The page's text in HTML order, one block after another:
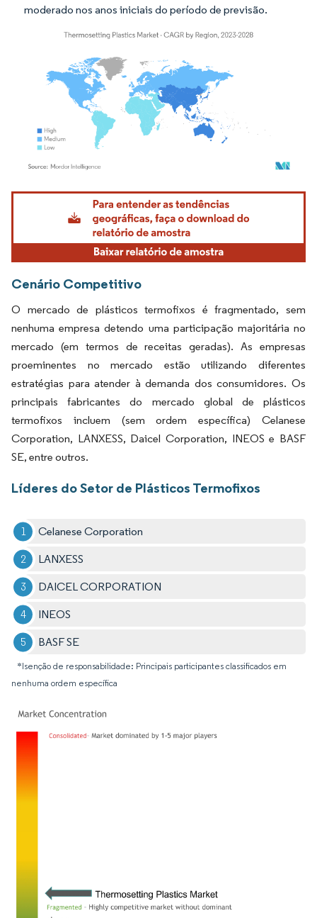
moderado nos anos iniciais do período de previsão.
Imagem © Mordor Intelligence. O reuso requer atribuição conforme CC BY 4.0.
Cenário Competitivo
O mercado de plásticos termofixos é fragmentado, sem
nenhuma empresa detendo uma participação majoritária no
mercado (em termos de receitas geradas). As empresas
proeminentes no mercado estão utilizando diferentes
estratégias para atender à demanda dos consumidores. Os
principais fabricantes do mercado global de plásticos
termofixos incluem (sem ordem específica) Celanese
Corporation, LANXESS, Daicel Corporation, INEOS e BASF
SE, entre outros.
Líderes do Setor de Plásticos Termofixos
Celanese Corporation
LANXESS
DAICEL CORPORATION
INEOS
BASF SE
*Isenção de responsabilidade: Principais participantes classificados em
nenhuma ordem específica